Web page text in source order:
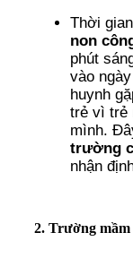
Thời
non
phút
vào
huynh
trẻ vì trẻ
mình.
trường
nhận
2. Trường